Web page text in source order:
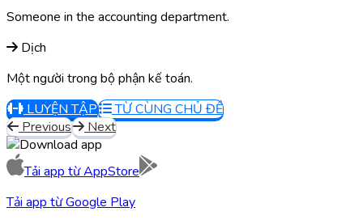
Someone in the accounting department.
Dịch
Một người trong bộ phận kế toán.
LUYỆN TẬP
TỪ CÙNG CHỦ ĐỀ
Previous
Next
Tải app từAppStore
Tải app từGoogle Play